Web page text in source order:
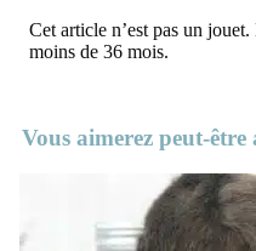
Cet article n’est pas un
moins de 36 mois.
Vous aimerez peut-être